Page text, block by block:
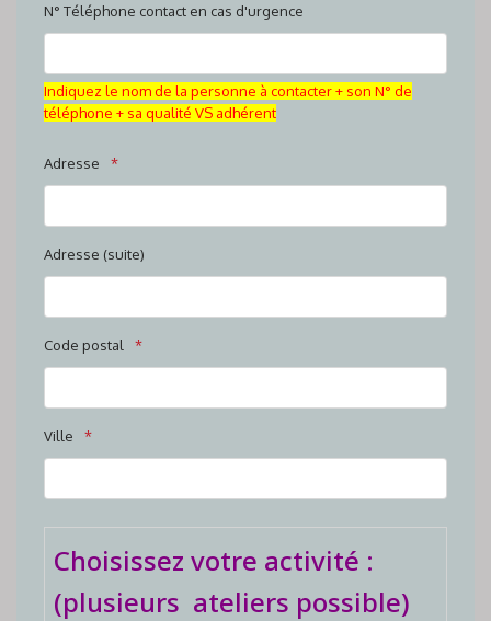
N° Téléphone contact en cas d'urgence
Indiquez le nom de la personne à contacter + son N° de
téléphone + sa qualité VS adhérent
Adresse
Adresse (suite)
Code postal
Ville
Choisissez votre activité :
(plusieurs ateliers possible)